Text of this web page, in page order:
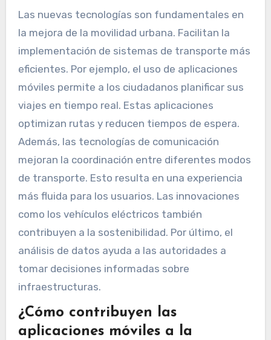
Las nuevas tecnologías son fundamentales en
la mejora de la movilidad urbana. Facilitan la
implementación de sistemas de transporte más
eficientes. Por ejemplo, el uso de aplicaciones
móviles permite a los ciudadanos planificar sus
viajes en tiempo real. Estas aplicaciones
optimizan rutas y reducen tiempos de espera.
Además, las tecnologías de comunicación
mejoran la coordinación entre diferentes modos
de transporte. Esto resulta en una experiencia
más fluida para los usuarios. Las innovaciones
como los vehículos eléctricos también
contribuyen a la sostenibilidad. Por último, el
análisis de datos ayuda a las autoridades a
tomar decisiones informadas sobre
infraestructuras.
¿Cómo contribuyen las
aplicaciones móviles a la